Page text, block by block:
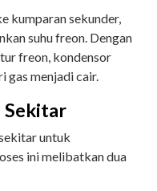
kumparan sekunder,
suhu freon. Dengan
freon, kondensor
gas menjadi cair.
Sekitar
untuk
ini melibatkan dua